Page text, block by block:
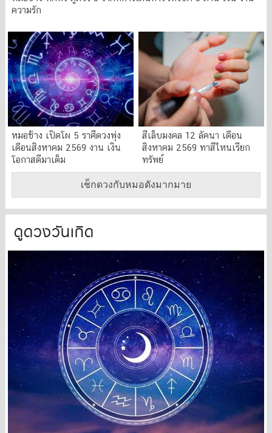
ความรัก
หมอช้าง เปิดโผ 5 ราศีดวงพุ่ง
เดือนสิงหาคม 2569 งาน เงิน
โอกาสดีมาเต็ม
สีเล็บมงคล 12 ลัคนา เดือน
สิงหาคม 2569 ทาสีไหนเรียก
ทรัพย์
เช็กดวงกับหมอดังมากมาย
ดูดวงวันเกิด